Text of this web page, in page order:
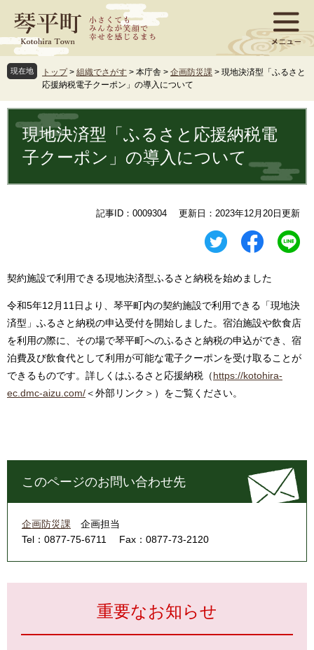
ジ
先
頭
す
ュ
を
飛
し
現在地 トップ > 組織でさがす > 本庁舎 > 企画防災課 > 現地決済型「ふるさと
応援納税電子クーポン」の導入について
文 現地決済型「ふるさと応援納税電
子クーポン」の導入について
記事ID：0009304 更新日：2023年12月20日更新
契約施設で利用できる現地決済型ふるさと納税を始めました
令和5年12月11日より、琴平町内の契約施設で利用できる「現地決
済型」ふるさと納税の申込受付を開始しました。宿泊施設や飲食店
を利用の際に、その場で琴平町へのふるさと納税の申込ができ、宿
泊費及び飲食代として利用が可能な電子クーポンを受け取ることが
できるものです。詳しくはふるさと応援納税（https://kotohira-
ec.dmc-aizu.com/＜外部リンク＞ ）をご覧ください。
このページのお問い合わせ先
企画防災課
企画担当
Tel：0877-75-6711
Fax：0877-73-2120
重要なお知らせ